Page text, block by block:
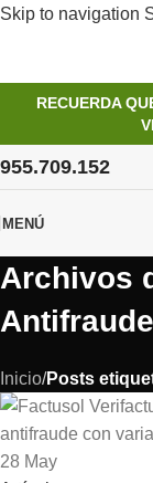
Skip to navigation
RECUERDA
955.709.152
MENÚ
Archivos
Antifraude
Inicio/Posts
28 May